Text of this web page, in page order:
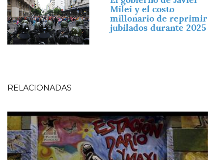
Milei y el costo
millonario de reprimir
jubilados durante 2025
RELACIONADAS
Imagen